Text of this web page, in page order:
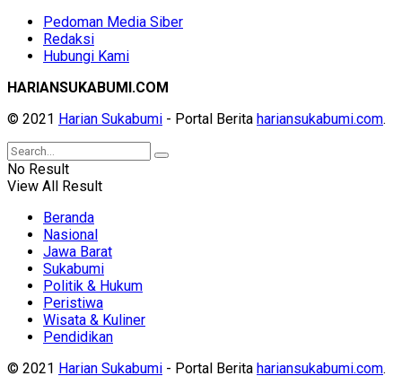
Pedoman Media Siber
Redaksi
Hubungi Kami
HARIANSUKABUMI.COM
© 2021 Harian Sukabumi - Portal Berita hariansukabumi.com.
No Result
View All Result
Beranda
Nasional
Jawa Barat
Sukabumi
Politik & Hukum
Peristiwa
Wisata & Kuliner
Pendidikan
© 2021 Harian Sukabumi - Portal Berita hariansukabumi.com.